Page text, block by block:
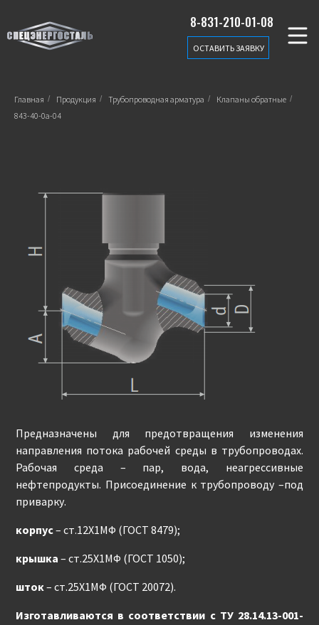
8-831-210-01-08
ОСТАВИТЬ ЗАЯВКУ
Главная / Продукция / Трубопроводная арматура / Клапаны обратные /
843-40-0а-04
Предназначены для предотвращения изменения
направления потока рабочей среды в трубопроводах.
Рабочая среда – пар, вода, неагрессивные
нефтепродукты. Присоединение к трубопроводу –под
приварку.
корпус– ст.12Х1МФ (ГОСТ 8479);
крышка – ст.25Х1МФ (ГОСТ 1050);
шток– ст.25Х1МФ (ГОСТ 20072).
Изготавливаются в соответствии с ТУ 28.14.13-001-